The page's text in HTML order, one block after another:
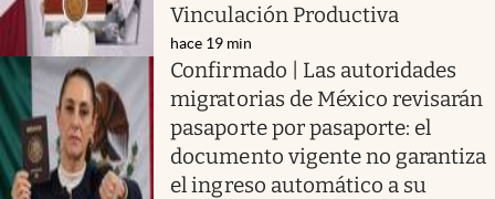
Vinculación Productiva
hace 19 min
Confirmado | Las autoridades
migratorias de México revisarán
pasaporte por pasaporte: el
documento vigente no garantiza
el ingreso automático a su